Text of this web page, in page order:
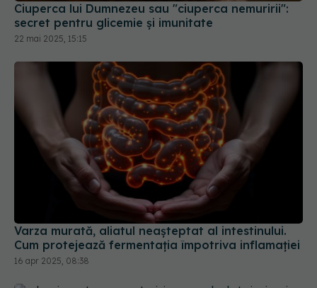
Ciuperca lui Dumnezeu sau "ciuperca nemuririi":
secret pentru glicemie și imunitate
22 mai 2025, 15:15
Varza murată, aliatul neașteptat al intestinului.
Cum protejează fermentația împotriva inflamației
16 apr 2025, 08:38